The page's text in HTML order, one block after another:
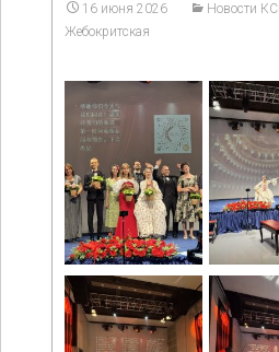
16 июня 2026 Новости
Жебокритская